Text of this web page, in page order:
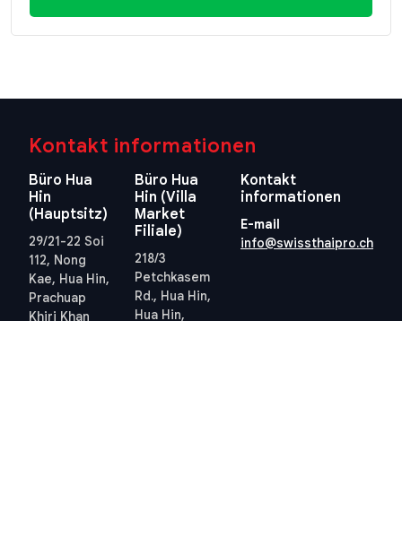
Kontakt informationen
Büro Hua
Hin
(Hauptsitz)
29/21-22 Soi
112, Nong
Kae, Hua Hin,
Prachuap
Khiri Khan
Büro Hua
Hin (Villa
Market
Filiale)
218/3
Petchkasem
Rd., Hua Hin,
Hua Hin,
Kontakt
informationen
E-mail
info@swissthaipro.ch